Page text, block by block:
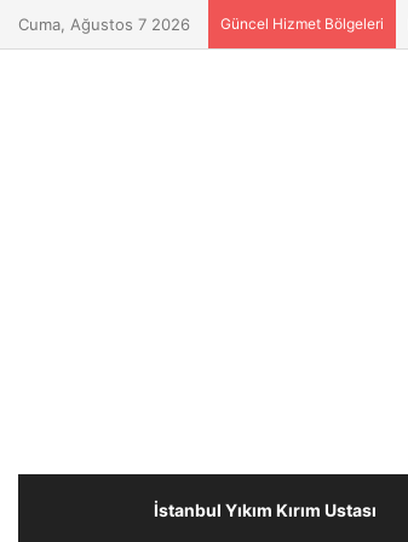
Cuma, Ağustos 7 2026 Güncel Hizmet Bölgeleri
İstanbul Yıkım Kırım Ustası